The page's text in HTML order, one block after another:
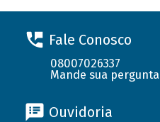
Fale Conosco
08007026337
Mande sua pergunta
Ouvidoria